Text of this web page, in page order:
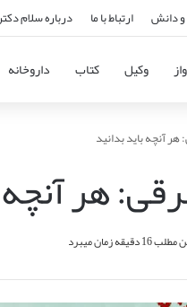
دانش ارتباط با ما درباره سلام
وکیل کتاب داروخانه
آنچه باید بدانید
هر آنچه
زمان میبرد